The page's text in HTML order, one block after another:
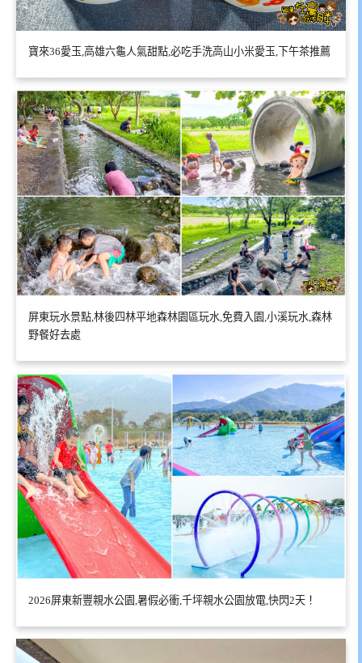
寶來36愛玉,高雄六龜人氣甜點,必吃手洗高山小米愛玉,下午茶推薦
屏東玩水景點,林後四林平地森林園區玩水,免費入園,小溪玩水,森林
野餐好去處
2026屏東新豐親水公園,暑假必衝,千坪親水公園放電,快閃2天！